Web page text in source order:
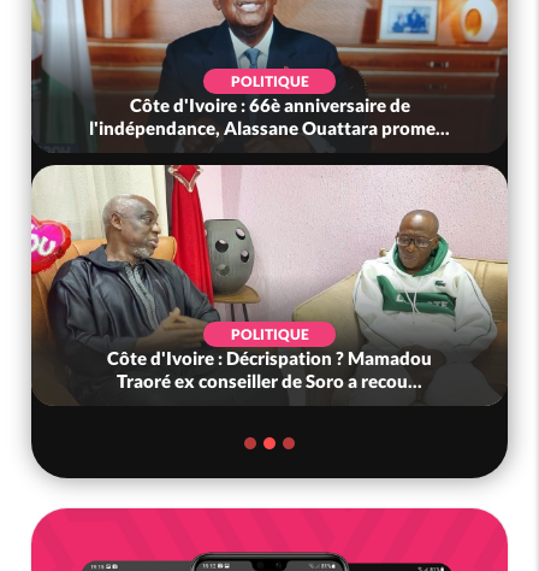
POLITIQUE
Côte d'Ivoire : 66è anniversaire de
l'indépendance, Alassane Ouattara prome...
POLITIQUE
Côte d'Ivoire : Décrispation ? Mamadou
Traoré ex conseiller de Soro a recou...